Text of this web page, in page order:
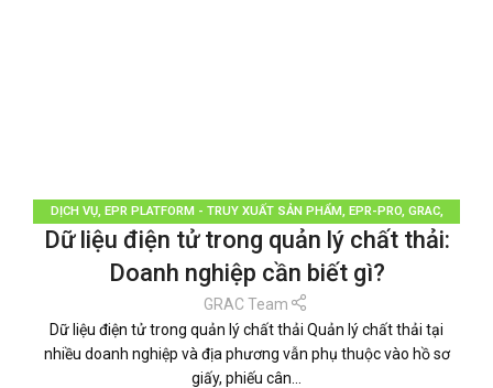
DỊCH VỤ, EPR PLATFORM - TRUY XUẤT SẢN PHẨM, EPR-PRO, GRAC,
PHÂN LOẠI RÁC,QUẢN LÝ RÁC THẢI,TÁI CHẾ TÁI SỬ DỤNG,THƯƠNG HIỆU
BỀN VỮNG
TIN TỨC
Dữ liệu điện tử trong quản lý chất thải:
Doanh nghiệp cần biết gì?
GRAC Team
Dữ liệu điện tử trong quản lý chất thải Quản lý chất thải tại
nhiều doanh nghiệp và địa phương vẫn phụ thuộc vào hồ sơ
giấy, phiếu cân...